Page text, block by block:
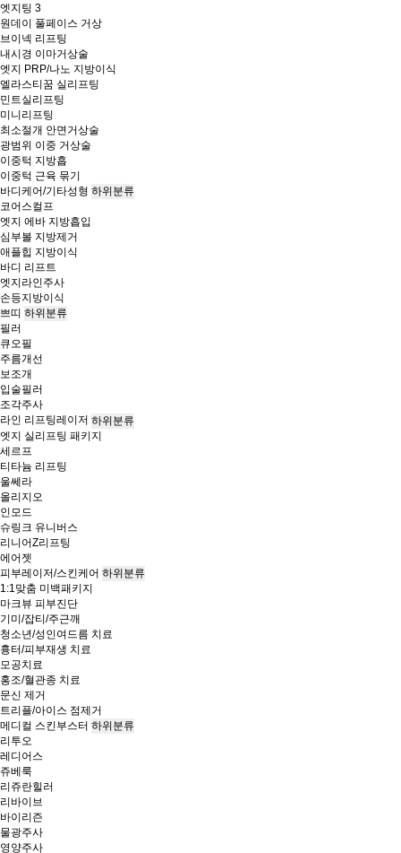
엣지팅 3
원데이 풀페이스 거상
브이넥 리프팅
내시경 이마거상술
엣지 PRP/나노 지방이식
엘라스티꿈 실리프팅
민트실리프팅
미니리프팅
최소절개 안면거상술
광범위 이중 거상술
이중턱 지방흡
이중턱 근육 묶기
바디케어/기타성형 하위분류
코어스컬프
엣지 에바 지방흡입
심부볼 지방제거
애플힙 지방이식
바디 리프트
엣지라인주사
손등지방이식
쁘띠 하위분류
필러
큐오필
주름개선
보조개
입술필러
조각주사
라인 리프팅레이저 하위분류
엣지 실리프팅 패키지
세르프
티타늄 리프팅
울쎄라
올리지오
인모드
슈링크 유니버스
리니어Z리프팅
에어젯
피부레이저/스킨케어 하위분류
1:1맞춤 미백패키지
마크뷰 피부진단
기미/잡티/주근깨
청소년/성인여드름 치료
흉터/피부재생 치료
모공치료
홍조/혈관종 치료
문신 제거
트리플/아이스 점제거
메디컬 스킨부스터 하위분류
리투오
레디어스
쥬베룩
리쥬란힐러
리바이브
바이리즌
물광주사
영양주사